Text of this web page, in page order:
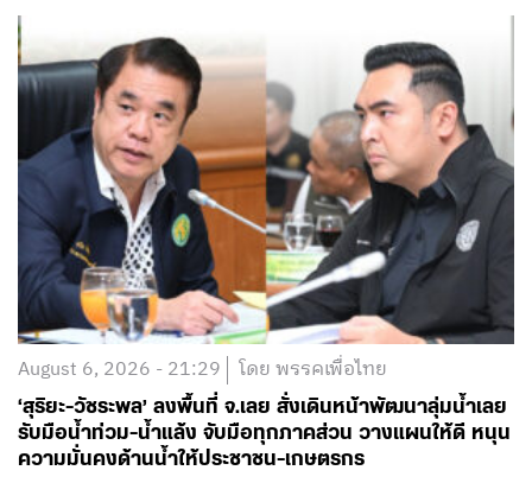
August 6, 2026 - 21:29 โดย พรรคเพื่อไทย
‘สุริยะ-วัชระพล’ ลงพื้นที่ จ.เลย สั่งเดินหน้าพัฒนาลุ่มน้ำเลย
รับมือน้ำท่วม-น้ำแล้ง จับมือทุกภาคส่วน วางแผนให้ดี หนุน
ความมั่นคงด้านน้ำให้ประชาชน-เกษตรกร